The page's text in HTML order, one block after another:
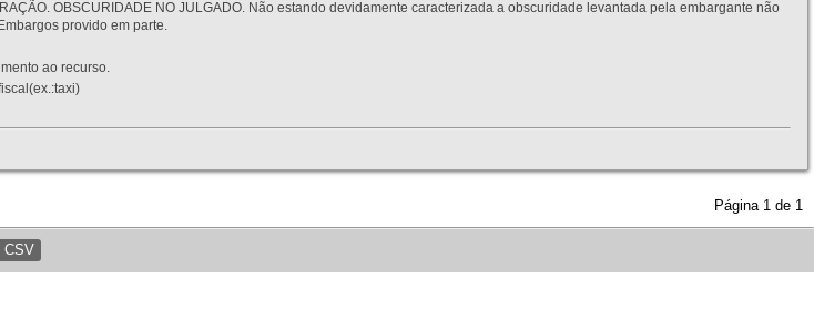
OBSCURIDADE NO JULGADO. Não estando devidamente caracterizada a obscuridade levantada pela embargante não
provido em parte.
ao recurso.
Página 1 de 1
CSV